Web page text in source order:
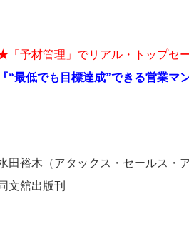
「予材管理」でリアル・トップセ
『“最低でも目標達成”できる営業マ
田裕木（アタックス・セールス・
文舘出版刊